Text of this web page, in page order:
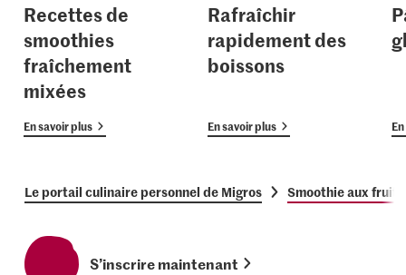
Recettes de
smoothies
fraîchement
mixées
En savoir plus
Rafraîchir
rapidement des
boissons
En savoir plus
Le portail culinaire personnel de Migros Smoothie aux fruits
S’inscrire maintenant